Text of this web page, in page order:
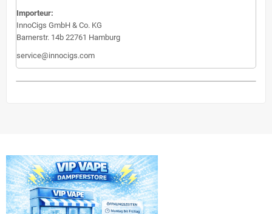
Importeur:
InnoCigs GmbH & Co. KG
Barnerstr. 14b 22761 Hamburg
service@innocigs.com